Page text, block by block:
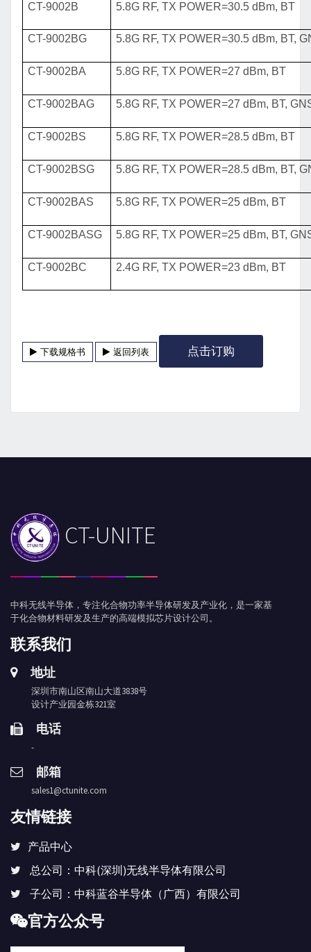
CT-9002B 5.8G RF, TX POWER=30.5 dBm, BT
CT-9002BG 5.8G RF, TX POWER=30.5 dBm, BT,
CT-9002BA 5.8G RF, TX POWER=27 dBm, BT
CT-9002BAG 5.8G RF, TX POWER=27 dBm, BT,
CT-9002BS 5.8G RF, TX POWER=28.5 dBm, BT
CT-9002BSG 5.8G RF, TX POWER=28.5 dBm, BT,
CT-9002BAS 5.8G RF, TX POWER=25 dBm, BT
CT-9002BASG 5.8G RF, TX POWER=25 dBm, BT,
CT-9002BC 2.4G RF, TX POWER=23 dBm, BT
下载规格书 返回列表 点击订购
CT-UNITE
中科无线半导体，专注化合物功率半导体研发及产业化，是一家基
于化合物材料研发及生产的高端模拟芯片设计公司。
联系我们
地址
深圳市南山区南山大道3838号
设计产业园金栋321室
电话
-
邮箱
sales1@ctunite.com
友情链接
产品中心
总公司：中科(深圳)无线半导体有限公司
子公司：中科蓝谷半导体（广西）有限公司
官方公众号